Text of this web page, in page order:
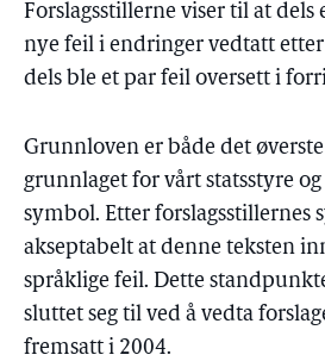
Forslagsstillerne viser til at
nye feil i endringer vedtatt
dels ble et par feil oversett i
Grunnloven er både det
grunnlaget for vårt statsstyre
symbol. Etter forslagsstillernes
akseptabelt at denne teksten
språklige feil. Dette
sluttet seg til ved å vedta
fremsatt i 2004.